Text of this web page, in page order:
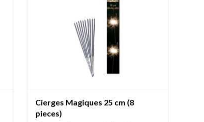
Cierges Magiques 25 cm (8
pieces)